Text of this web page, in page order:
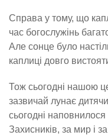
Справа у тому, що
час богослужінь
Але сонце було
каплиці довго
Тож сьогодні нашою
зазвичай лунає
сьогодні
Захисників, за мир і